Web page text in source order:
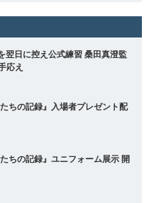
翌日に控え公式練習 桑田真澄監
応え
ちの記録』入場者プレゼント配
ちの記録』ユニフォーム展示 開